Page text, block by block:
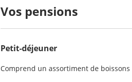
Vos pensions
Petit-déjeuner
Comprend un assortiment de